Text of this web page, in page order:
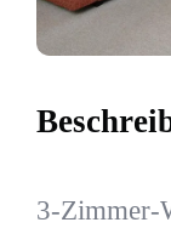
3-Zimmer-